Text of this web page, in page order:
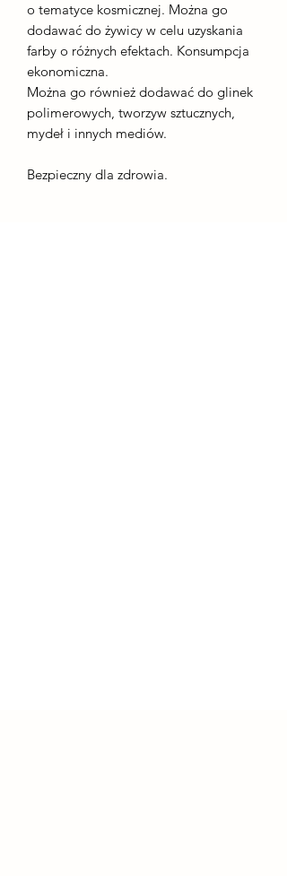
o tematyce kosmicznej. Można go
dodawać do żywicy w celu uzyskania
farby o różnych efektach. Konsumpcja
ekonomiczna.
Można go również dodawać do glinek
polimerowych, tworzyw sztucznych,
mydeł i innych mediów.
Bezpieczny dla zdrowia.